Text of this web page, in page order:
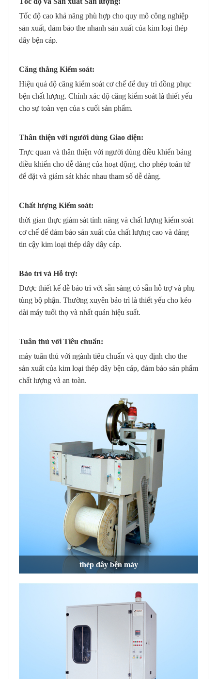
Tốc độ cao khả năng phù hợp cho quy mô công nghiệp
sản xuất, đảm bảo the nhanh sản xuất của kim loại thép
dây bện cáp.
Căng thẳng Kiểm soát:
Hiệu quả độ căng kiểm soát cơ chế để duy trì đồng phục
bện chất lượng. Chính xác độ căng kiểm soát là thiết yếu
cho sự toàn vẹn của s cuối sản phẩm.
Thân thiện với người dùng Giao diện:
Trực quan và thân thiện với người dùng điều khiển bảng
điều khiển cho dễ dàng của hoạt động, cho phép toán tử
để đặt và giám sát khác nhau tham số dễ dàng.
Chất lượng Kiểm soát:
thời gian thực giám sát tính năng và chất lượng kiểm soát
cơ chế để đảm bảo sản xuất của chất lượng cao và đáng
tin cậy kim loại thép dây dây cáp.
Bảo trì và Hỗ trợ:
Được thiết kế dễ bảo trì với sẵn sàng có sẵn hỗ trợ và phụ
tùng bộ phận. Thường xuyên bảo trì là thiết yếu cho kéo
dài máy tuổi thọ và nhất quán hiệu suất.
Tuân thủ với Tiêu chuẩn:
máy tuân thủ với ngành tiêu chuẩn và quy định cho the
sản xuất của kim loại thép dây bện cáp, đảm bảo sản phẩm
chất lượng và an toàn.
thép dây bện máy